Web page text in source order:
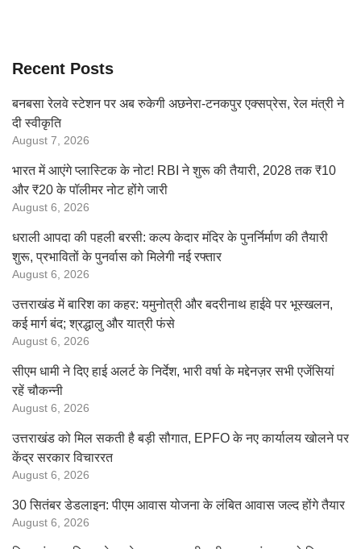
Recent Posts
बनबसा रेलवे स्टेशन पर अब रुकेगी अछनेरा-टनकपुर एक्सप्रेस, रेल मंत्री ने
दी स्वीकृति
August 7, 2026
भारत में आएंगे प्लास्टिक के नोट! RBI ने शुरू की तैयारी, 2028 तक ₹10
और ₹20 के पॉलीमर नोट होंगे जारी
August 6, 2026
धराली आपदा की पहली बरसी: कल्प केदार मंदिर के पुनर्निर्माण की तैयारी
शुरू, प्रभावितों के पुनर्वास को मिलेगी नई रफ्तार
August 6, 2026
उत्तराखंड में बारिश का कहर: यमुनोत्री और बदरीनाथ हाईवे पर भूस्खलन,
कई मार्ग बंद; श्रद्धालु और यात्री फंसे
August 6, 2026
सीएम धामी ने दिए हाई अलर्ट के निर्देश, भारी वर्षा के मद्देनज़र सभी एजेंसियां
रहें चौकन्नी
August 6, 2026
उत्तराखंड को मिल सकती है बड़ी सौगात, EPFO के नए कार्यालय खोलने पर
केंद्र सरकार विचाररत
August 6, 2026
30 सितंबर डेडलाइन: पीएम आवास योजना के लंबित आवास जल्द होंगे तैयार
August 6, 2026